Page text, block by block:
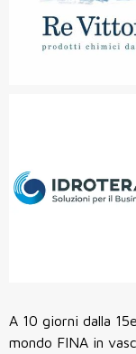
A 10 giorni dalla
mondo FINA in